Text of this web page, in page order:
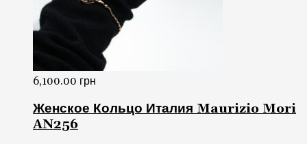
6,100.00 грн
Женское Кольцо Италия Maurizio Mori
AN256